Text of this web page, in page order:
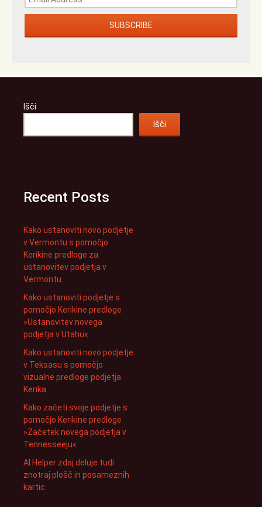
Išči
Išči
Recent Posts
Kako ustanoviti novo podjetje
v Vermontu s pomočjo
Kerikine predloge za
ustanovitev podjetja v
Vermontu
Kako ustanoviti podjetje s
pomočjo Kerikine predloge
»Ustanovitev novega
podjetja v Utahu«
Kako ustanoviti novo podjetje
v Teksasu s pomočjo
vizualne predloge podjetja
Kerika
Kako začeti svoje podjetje s
pomočjo Kerikine predloge
»Začetek novega podjetja v
Tennesseeju«
AI Helper zdaj deluje tudi
znotraj plošč in posameznih
kartic